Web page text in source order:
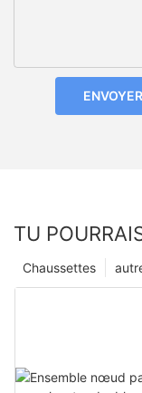
TU
Chaussettes